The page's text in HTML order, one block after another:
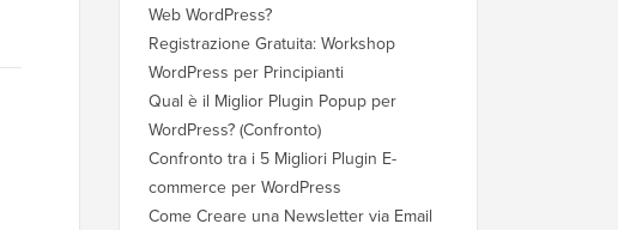
Web WordPress?
Registrazione Gratuita: Workshop
WordPress per Principianti
Qual è il Miglior Plugin Popup per
WordPress? (Confronto)
Confronto tra i 5 Migliori Plugin E-
commerce per WordPress
Come Creare una Newsletter via Email